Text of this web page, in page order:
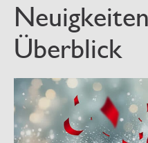
Überblick